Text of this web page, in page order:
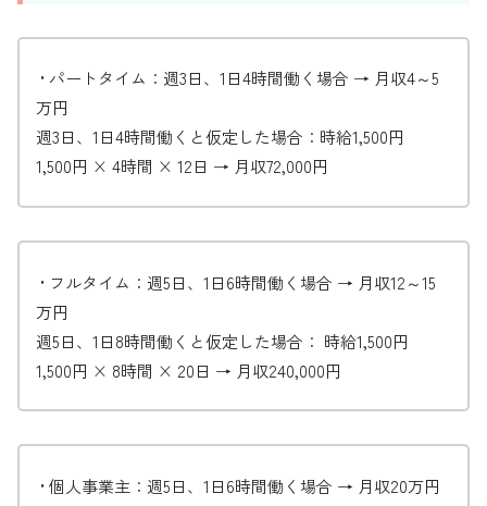
• パートタイム：週3日、1日4時間働く場合 → 月収4～5
万円
週3日、1日4時間働くと仮定した場合：時給1,500円
1,500円 × 4時間 × 12日 → 月収72,000円
• フルタイム：週5日、1日6時間働く場合 → 月収12～15
万円
週5日、1日8時間働くと仮定した場合： 時給1,500円
1,500円 × 8時間 × 20日 → 月収240,000円
• 個人事業主：週5日、1日6時間働く場合 → 月収20万円